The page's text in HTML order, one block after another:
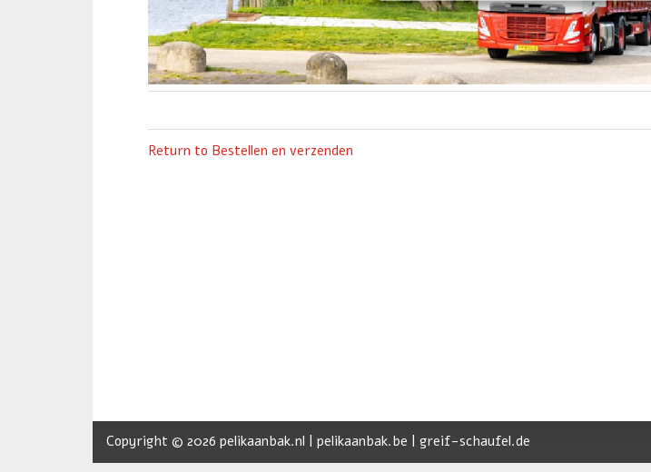
Return to Bestellen en verzenden
Copyright © 2026 pelikaanbak.nl | pelikaanbak.be | greif-schaufel.de